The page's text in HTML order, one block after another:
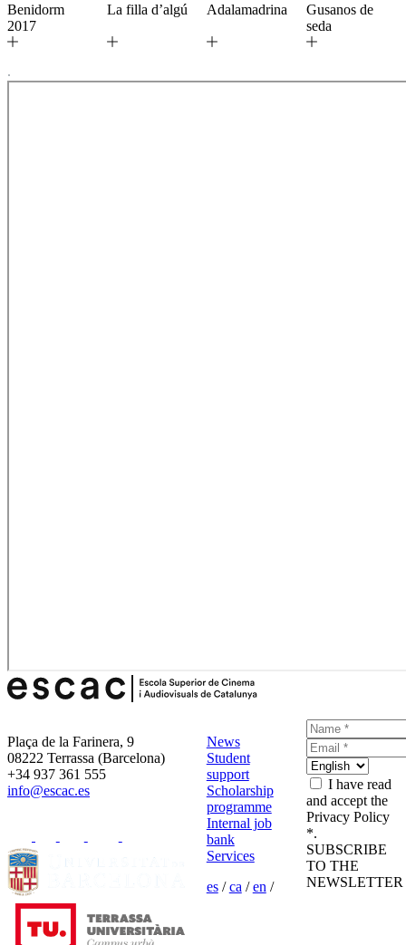
Benidorm
2017
La filla d’algú Adalamadrina
Gusanos de
seda
Plaça de la Farinera, 9
08222 Terrassa (Barcelona)
+34 937 361 555
info@escac.es
News
Student
support
Scholarship
programme
Internal job
bank
Services
es/ca /en /
I have read
and accept the
Privacy Policy
*.
SUBSCRIBE
TO THE
NEWSLETTER